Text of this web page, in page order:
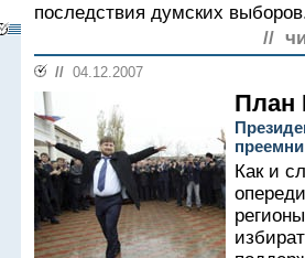
последствия думских
//
// 04.12.2007
План
Как и